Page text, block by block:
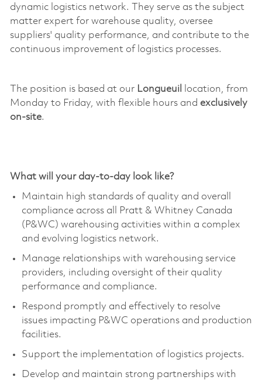
dynamic logistics network. They serve as the subject
matter expert for warehouse quality, oversee
suppliers' quality performance, and contribute to the
continuous improvement of logistics processes.
The position is based at our Longueuil location, from
Monday to Friday, with flexible hours and exclusively
on-site.
What will your day-to-day look like?
Maintain high standards of quality and overall
compliance across all Pratt & Whitney Canada
(P&WC) warehousing activities within a complex
and evolving logistics network.
Manage relationships with warehousing service
providers, including oversight of their quality
performance and compliance.
Respond promptly and effectively to resolve
issues impacting P&WC operations and production
facilities.
Support the implementation of logistics projects.
Develop and maintain strong partnerships with